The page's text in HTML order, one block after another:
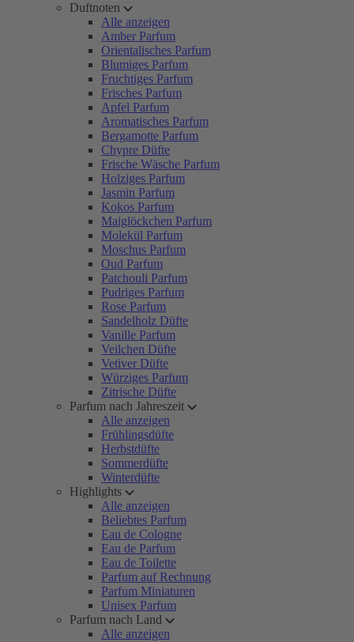
Duftnoten
Alle anzeigen
Amber Parfum
Orientalisches Parfum
Blumiges Parfum
Fruchtiges Parfum
Frisches Parfum
Apfel Parfum
Aromatisches Parfum
Bergamotte Parfum
Chypre Düfte
Frische Wäsche Parfum
Holziges Parfum
Jasmin Parfum
Kokos Parfum
Maiglöckchen Parfum
Molekül Parfum
Moschus Parfum
Oud Parfum
Patchouli Parfum
Pudriges Parfum
Rose Parfum
Sandelholz Düfte
Vanille Parfum
Veilchen Düfte
Vetiver Düfte
Würziges Parfum
Zitrische Düfte
Parfum nach Jahreszeit
Alle anzeigen
Frühlingsdüfte
Herbstdüfte
Sommerdüfte
Winterdüfte
Highlights
Alle anzeigen
Beliebtes Parfum
Eau de Cologne
Eau de Parfum
Eau de Toilette
Parfum auf Rechnung
Parfum Miniaturen
Unisex Parfum
Parfum nach Land
Alle anzeigen